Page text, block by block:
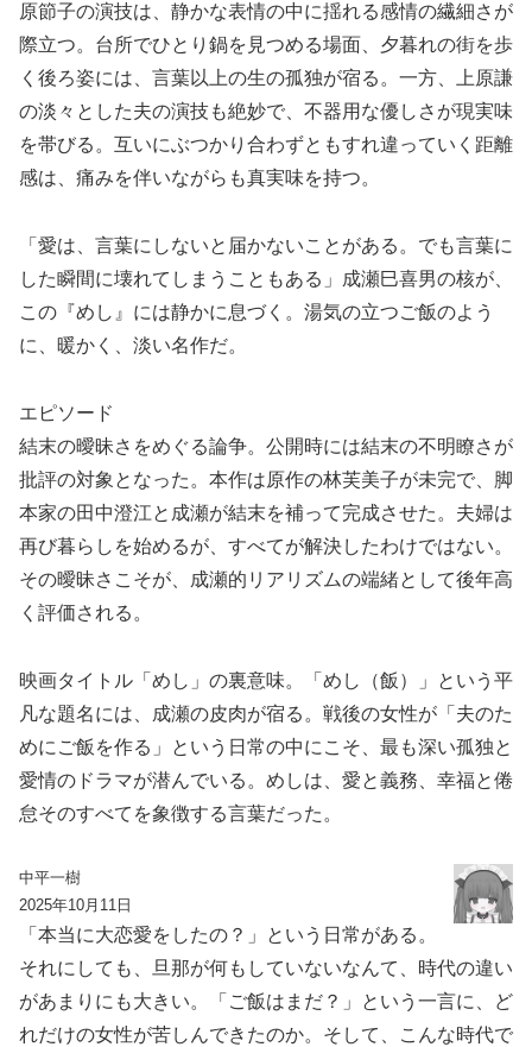
原節子の演技は、静かな表情の中に揺れる感情の繊細さが
際立つ。台所でひとり鍋を見つめる場面、夕暮れの街を歩
く後ろ姿には、言葉以上の生の孤独が宿る。一方、上原謙
の淡々とした夫の演技も絶妙で、不器用な優しさが現実味
を帯びる。互いにぶつかり合わずともすれ違っていく距離
感は、痛みを伴いながらも真実味を持つ。
「愛は、言葉にしないと届かないことがある。でも言葉に
した瞬間に壊れてしまうこともある」成瀬巳喜男の核が、
この『めし』には静かに息づく。湯気の立つご飯のよう
に、暖かく、淡い名作だ。
エピソード
結末の曖昧さをめぐる論争。公開時には結末の不明瞭さが
批評の対象となった。本作は原作の林芙美子が未完で、脚
本家の田中澄江と成瀬が結末を補って完成させた。夫婦は
再び暮らしを始めるが、すべてが解決したわけではない。
その曖昧さこそが、成瀬的リアリズムの端緒として後年高
く評価される。
映画タイトル「めし」の裏意味。「めし（飯）」という平
凡な題名には、成瀬の皮肉が宿る。戦後の女性が「夫のた
めにご飯を作る」という日常の中にこそ、最も深い孤独と
愛情のドラマが潜んでいる。めしは、愛と義務、幸福と倦
怠そのすべてを象徴する言葉だった。
中平一樹
2025年10月11日
「本当に大恋愛をしたの？」という日常がある。
それにしても、旦那が何もしていないなんて、時代の違い
があまりにも大きい。「ご飯はまだ？」という一言に、ど
れだけの女性が苦しんできたのか。そして、こんな時代で